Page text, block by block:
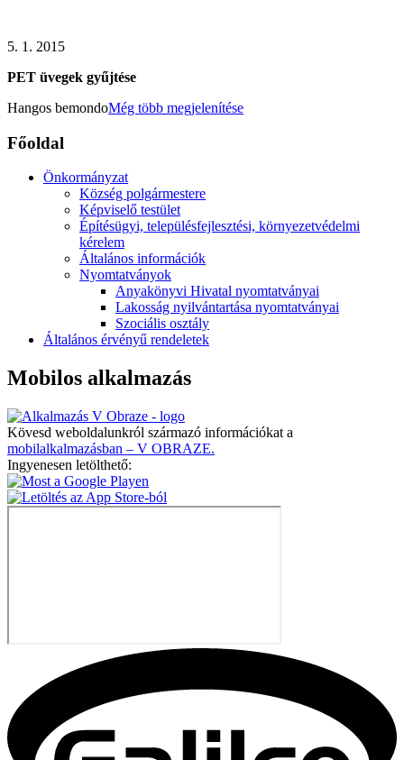
5. 1. 2015
PET üvegek gyűjtése
Hangos bemondoMég több megjelenítése
Főoldal
Önkormányzat
Község polgármestere
Képviselő testület
Építésügyi, településfejlesztési, környezetvédelmi
kérelem
Általános információk
Nyomtatványok
Anyakönyvi Hivatal nyomtatványai
Lakosság nyilvántartása nyomtatványai
Szociális osztály
Általános érvényű rendeletek
Mobilos alkalmazás
Kövesd weboldalunkról származó információkat a
mobilalkalmazásban – V OBRAZE.
Ingyenesen letölthető: